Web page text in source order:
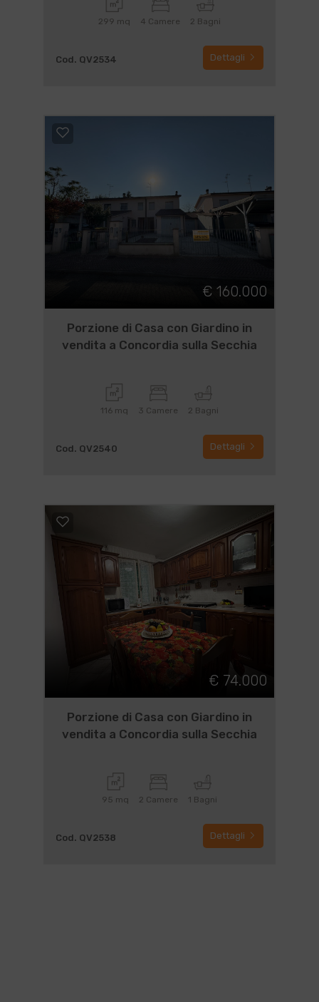
299 mq 4 Camere 2 Bagni
Cod. QV2534 Dettagli
€ 160.000
Porzione di Casa con Giardino in
vendita a Concordia sulla Secchia
116 mq 3 Camere 2 Bagni
Cod. QV2540 Dettagli
€ 74.000
Porzione di Casa con Giardino in
vendita a Concordia sulla Secchia
95 mq 2 Camere 1 Bagni
Cod. QV2538 Dettagli